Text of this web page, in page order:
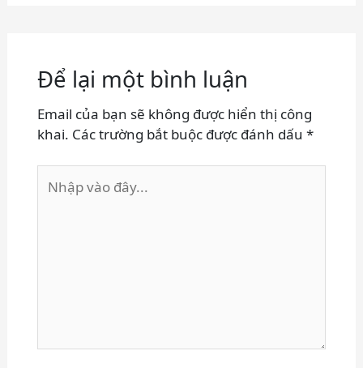
Để lại một bình luận
Email của bạn sẽ không được hiển thị công
khai. Các trường bắt buộc được đánh dấu *
vào